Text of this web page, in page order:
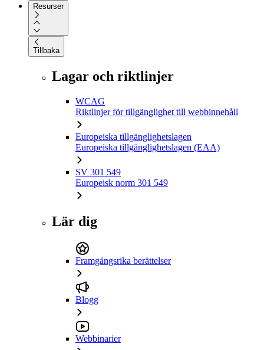
Resurser
Tillbaka
Lagar och riktlinjer
WCAG
Riktlinjer för tillgänglighet till webbinnehåll
Europeiska tillgänglighetslagen
Europeiska tillgänglighetslagen (EAA)
SV 301 549
Europeisk norm 301 549
Lär dig
Framgångsrika berättelser
Blogg
Webbinarier